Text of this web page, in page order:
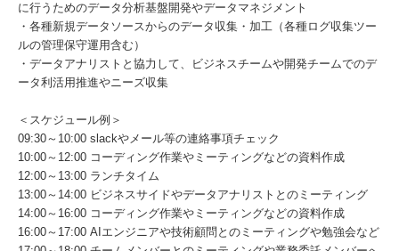
に行うためのデータ分析基盤開発やデータマネジメント
・各種新規データソースからのデータ収集・加工（各種ログ収集ツー
ルの管理保守運用含む）
・データアナリストと協力して、ビジネスチームや開発チームでのデ
ータ利活用推進やニーズ収集
＜スケジュール例＞
09:30～10:00 slackやメール等の連絡事項チェック
10:00～12:00 コーディング作業やミーティングなどの資料作成
12:00～13:00 ランチタイム
13:00～14:00 ビジネスサイドやデータアナリストとのミーティング
14:00～16:00 コーディング作業やミーティングなどの資料作成
16:00～17:00 AIエンジニアや技術顧問とのミーティングや勉強会など